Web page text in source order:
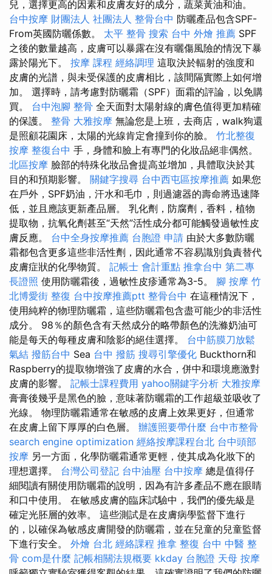
兒，選擇更高的因素和皮膚友好的成分，蔬菜黃油和油。
台中按摩 財團法人 社團法人 整骨台中 防曬產品包含SPF-
From英國防曬係數。 太平 整骨 搜索 台中 外燴 推薦 SPF
之後的數量越高，皮膚可以暴露在沒有曬傷風險的情況下暴
露於陽光下。 按摩 課程 經絡調理 這取決於輻射的強度和
皮膚的光譜，與未受保護的皮膚相比，該間隔實際上如何增
加。 選擇時，請考慮對防曬霜（SPF）面霜的評論，以免購
買。 台中泡腳 整骨 全天面對太陽射線的膚色值得更加精確
的保護。 整骨 大雅按摩 無論您是上班，去商店，walk狗還
是照顧花園床，太陽的光線肯定會撞到你的臉。 竹北整復
按摩 整復台中 手，身體和臉上有專門的化妝品絕非偶然。
北區按摩 臉部的特殊化妝品會提高並增加，具體取決於其
目的和預期影響。 關鍵字搜尋 台中西屯區按摩推薦 如果您
在戶外，SPF奶油，汗水和毛巾，則過濾器的壽命將迅速降
低，並且應該更新產品層。 乳化劑，防腐劑，香料，植物
提取物，抗氧化劑甚至“天然”活性成分都可能觸發過敏性皮
膚反應。 台中全身按摩推薦 台胞證 申請 由於大多數防曬
霜都包含更多這些非活性劑，因此通常不容易識別負責替代
皮膚症狀的化學物質。 記帳士 會計重點 推拿台中 第二專
長證照 使用防曬霜後，過敏性皮疹通常為3-5。 腳 按摩 竹
北博愛街 整復 台中按摩推薦ptt 整骨台中 在這種情況下，
使用純粹的物理防曬霜，這些防曬霜包含盡可能少的非活性
成分。 98％的顏色含有天然成分的略帶顏色的洗滌奶油可
能是每天的每種皮膚和陰影的絕佳選擇。 台中筋膜刀放鬆
氣結 撥筋台中 Sea 台中 撥筋 搜尋引擎優化 Buckthorn和
Raspberry的提取物增強了皮膚的水合，併中和環境應激對
皮膚的影響。 記帳士課程費用 yahoo關鍵字分析 大雅按摩
膏膏後幾乎是黑色的臉，意味著防曬霜的工作超級並吸收了
光線。 物理防曬霜通常在敏感的皮膚上效果更好，但通常
在皮膚上留下厚厚的白色層。 辦護照要帶什麼 台中市整骨
search engine optimization 經絡按摩課程台北 台中頭部
按摩 另一方面，化學防曬霜通常更輕，使其成為化妝下的
理想選擇。 台灣公司登記 台中油壓 台中按摩 總是值得仔
細閱讀有關使用防曬霜的說明，因為有許多產品不應在眼睛
和口中使用。 在敏感皮膚的臨床試驗中，我們的優先級是
確定光胚層的效率。 這些測試是在皮膚病學監督下進行
的，以確保為敏感皮膚開發的防曬霜，並在兒童的兒童監督
下進行安全。 外燴 台北 經絡課程 推拿 整復 台中 中醫 整
骨 com是什麼 記帳相關法規概要 kkday 台胞證 天母 按摩